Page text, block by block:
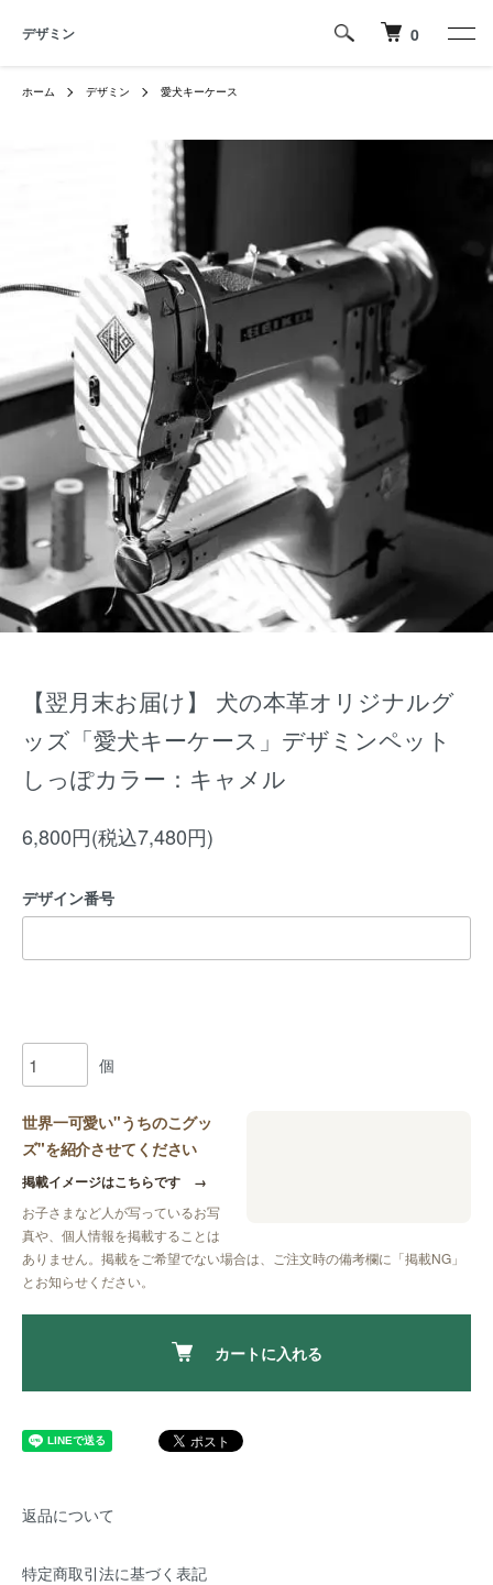
デザミン 0
ホーム デザミン 愛犬キーケース
【翌月末お届け】 犬の本革オリジナルグ
ッズ「愛犬キーケース」デザミンペット
しっぽカラー：キャメル
6,800円(税込7,480円)
デザイン番号
個
世界一可愛い"うちのこグッ
ズ"を紹介させてください
掲載イメージはこちらです →
お子さまなど人が写っているお写
真や、個人情報を掲載することは
ありません。掲載をご希望でない場合は、ご注文時の備考欄に 「掲載NG」
とお知らせください。
カートに入れる
返品について
特定商取引法に基づく表記